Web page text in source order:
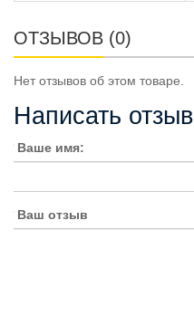
ОТЗЫВОВ (0)
Нет отзывов об этом товаре.
Написать отзыв
Ваше имя:
Ваш отзыв